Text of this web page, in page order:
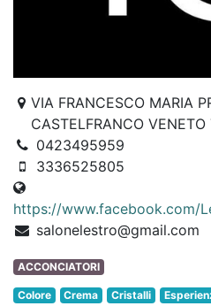
VIA FRANCESCO MARIA
CASTELFRANCO
0423495959
3336525805
https://www.facebook.com/
salonelestro@gmail.com
ACCONCIATORI
Colore Crema Cristalli